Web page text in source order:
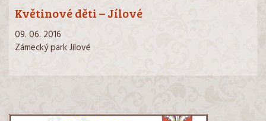
Květinové děti – Jílové
09. 06. 2016
Zámecký park Jílové